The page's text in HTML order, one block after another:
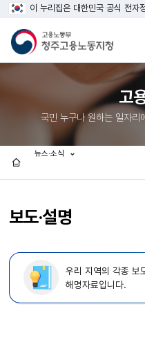
이 누리집은 대한민국 공식 전자
고
국민 누구나 원하는 일자리
보도·설명
뉴스·소식
우리 지역의 각종 보
해명자료입니다.